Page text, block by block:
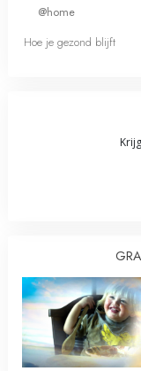
@home
Hoe je gezond blijft